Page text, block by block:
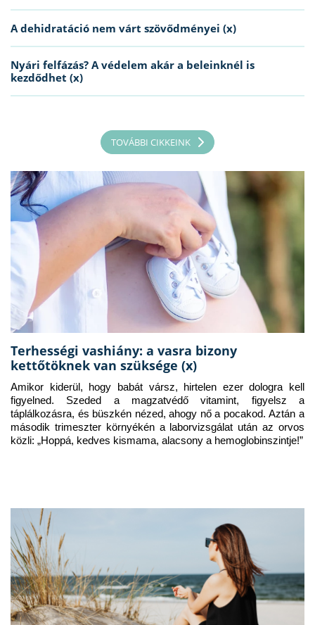
A dehidratáció nem várt szövődményei (x)
Nyári felfázás? A védelem akár a beleinknél is
kezdődhet (x)
TOVÁBBI CIKKEINK
Terhességi vashiány: a vasra bizony
kettőtöknek van szüksége (x)
Amikor kiderül, hogy babát vársz, hirtelen ezer dologra kell
figyelned. Szeded a magzatvédő vitamint, figyelsz a
táplálkozásra, és büszkén nézed, ahogy nő a pocakod. Aztán a
második trimeszter környékén a laborvizsgálat után az orvos
közli: „Hoppá, kedves kismama, alacsony a hemoglobinszintje!”